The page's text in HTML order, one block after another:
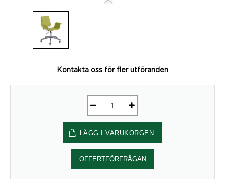
Kontakta oss för fler utföranden
mängd
LÄGG I VARUKORGEN
OFFERTFÖRFRÅGAN